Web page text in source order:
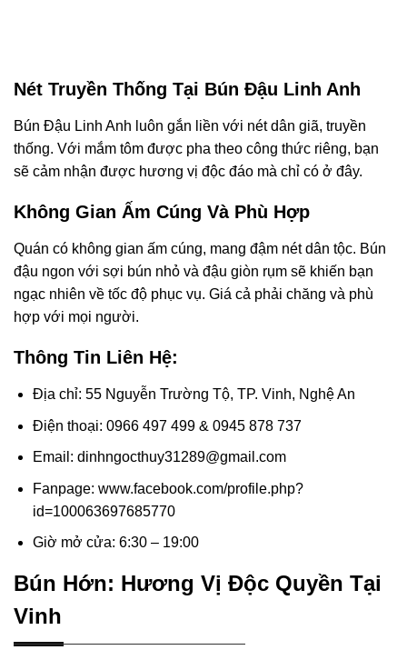
Nét Truyền Thống Tại Bún Đậu Linh Anh
Bún Đậu Linh Anh luôn gắn liền với nét dân giã, truyền
thống. Với mắm tôm được pha theo công thức riêng, bạn
sẽ cảm nhận được hương vị độc đáo mà chỉ có ở đây.
Không Gian Ấm Cúng Và Phù Hợp
Quán có không gian ấm cúng, mang đậm nét dân tộc. Bún
đậu ngon với sợi bún nhỏ và đậu giòn rụm sẽ khiến bạn
ngạc nhiên về tốc độ phục vụ. Giá cả phải chăng và phù
hợp với mọi người.
Thông Tin Liên Hệ:
Địa chỉ: 55 Nguyễn Trường Tộ, TP. Vinh, Nghệ An
Điện thoại: 0966 497 499 & 0945 878 737
Email: dinhngocthuy31289@gmail.com
Fanpage: www.facebook.com/profile.php?
id=100063697685770
Giờ mở cửa: 6:30 – 19:00
Bún Hớn: Hương Vị Độc Quyền Tại
Vinh